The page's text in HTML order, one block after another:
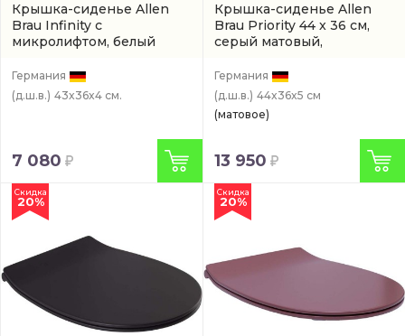
Крышка-сиденье Allen
Brau Infinity с
микролифтом, белый
Германия
(д.ш.в.) 43x36x4 см.
7 080
Крышка-сиденье Allen
Brau Priority 44 x 36 см,
серый матовый,
Германия
(д.ш.в.) 44x36x5 см
(матовое)
13 950
Скидка
20%
Скидка
20%